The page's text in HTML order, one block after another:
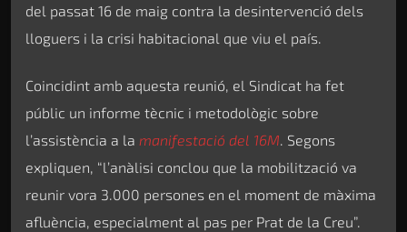
del passat 16 de maig contra la desintervenció dels
lloguers i la crisi habitacional que viu el país.
Coincidint amb aquesta reunió, el Sindicat ha fet
públic un informe tècnic i metodològic sobre
l’assistència a la manifestació del 16M. Segons
expliquen, “l’anàlisi conclou que la mobilització va
reunir vora 3.000 persones en el moment de màxima
afluència, especialment al pas per Prat de la Creu”.